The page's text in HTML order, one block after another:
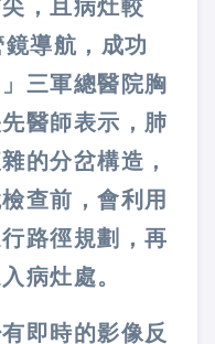
，且病灶較
導航，成功
三軍總醫院胸
醫師表示，肺
的分岔構造，
查前，會利用
路徑規劃，再
病灶處。
即時的影像反